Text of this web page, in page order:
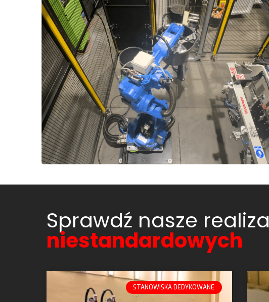
Sprawdź nasze
niestandardowych
STANOWISKA DEDYKOWANE